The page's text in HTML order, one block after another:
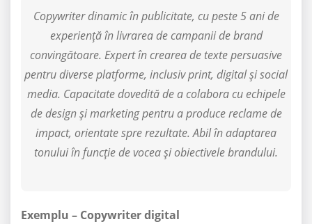
Copywriter dinamic în publicitate, cu peste 5 ani de
experiență în livrarea de campanii de brand
convingătoare. Expert în crearea de texte persuasive
pentru diverse platforme, inclusiv print, digital și social
media. Capacitate dovedită de a colabora cu echipele
de design și marketing pentru a produce reclame de
impact, orientate spre rezultate. Abil în adaptarea
tonului în funcție de vocea și obiectivele brandului.
Exemplu – Copywriter digital